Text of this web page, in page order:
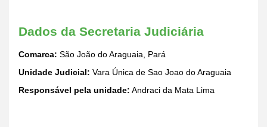
Dados da Secretaria Judiciária
Comarca: São João do Araguaia, Pará
Unidade Judicial: Vara Única de Sao Joao do Araguaia
Responsável pela unidade: Andraci da Mata Lima